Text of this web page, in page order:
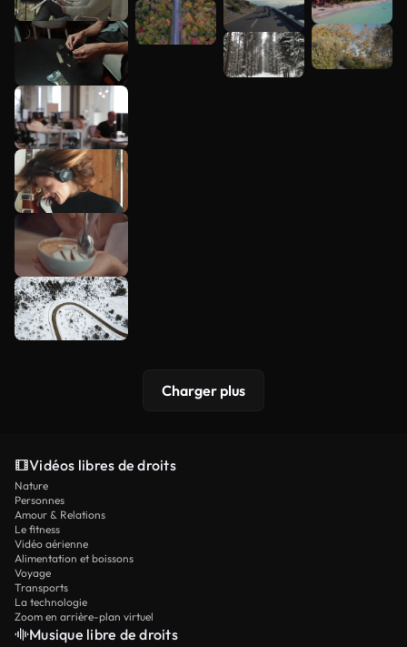
Charger plus
Vidéos libres de droits
Nature
Personnes
Amour & Relations
Le fitness
Vidéo aérienne
Alimentation et boissons
Voyage
Transports
La technologie
Zoom en arrière-plan virtuel
Musique libre de droits